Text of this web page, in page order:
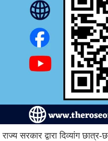
राज्य सरकार द्वारा दिव्यांग